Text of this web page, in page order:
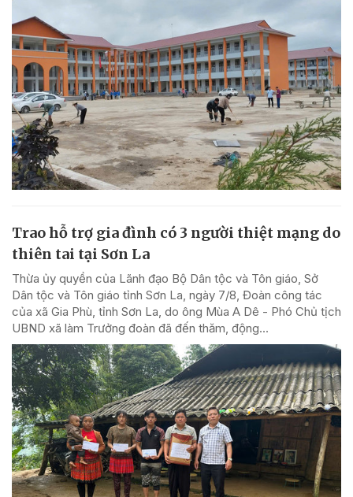
Trao hỗ trợ gia đình có 3 người thiệt mạng do
thiên tai tại Sơn La
Thừa ủy quyền của Lãnh đạo Bộ Dân tộc và Tôn giáo, Sở
Dân tộc và Tôn giáo tỉnh Sơn La, ngày 7/8, Đoàn công tác
của xã Gia Phù, tỉnh Sơn La, do ông Mùa A Dê - Phó Chủ tịch
UBND xã làm Trưởng đoàn đã đến thăm, động...